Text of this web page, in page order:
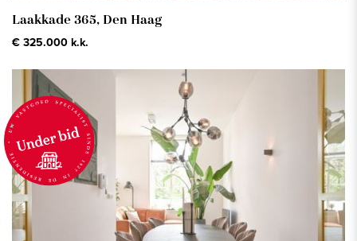
Laakkade 365, Den Haag
€ 325.000 k.k.